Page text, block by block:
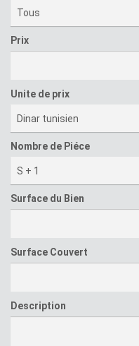
Tous
Prix
Unite de prix
Dinar tunisien
Nombre de Piéce
S + 1
Surface du Bien
Surface Couvert
Description